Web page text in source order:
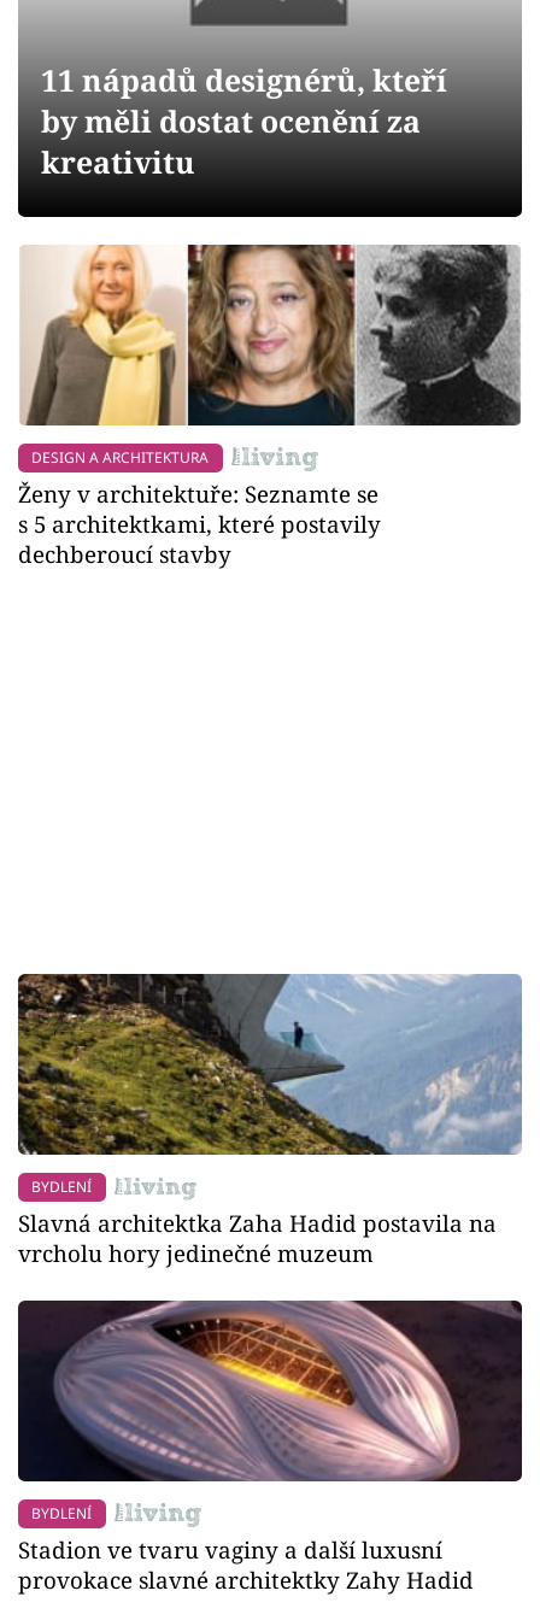
Přihlášení
Sledujte nás
11 nápadů designérů, kteří
by měli dostat ocenění za
kreativitu
DESIGN A ARCHITEKTURA
Ženy v architektuře: Seznamte se
s 5 architektkami, které postavily
dechberoucí stavby
BYDLENÍ
Slavná architektka Zaha Hadid postavila na
vrcholu hory jedinečné muzeum
BYDLENÍ
Stadion ve tvaru vaginy a další luxusní
provokace slavné architektky Zahy Hadid